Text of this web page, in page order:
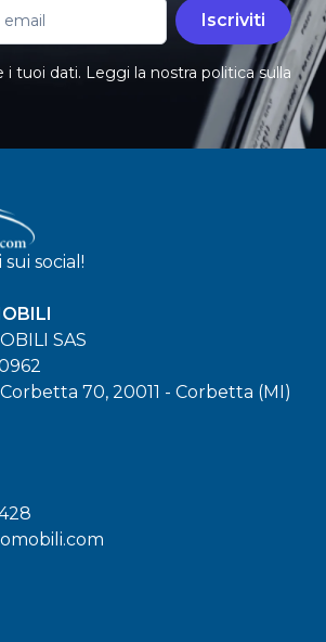
Iscriviti
i tuoi dati. Leggi la nostra politica sulla
social!
SAS
70, 20011 - Corbetta (MI)